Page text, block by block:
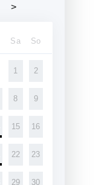
>
Sa So
1 2
8 9
15 16
22 23
29 30